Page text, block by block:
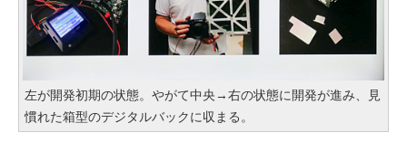
左が開発初期の状態。やがて中央→右の状態に開発が進み、見
慣れた箱型のデジタルバックに収まる。